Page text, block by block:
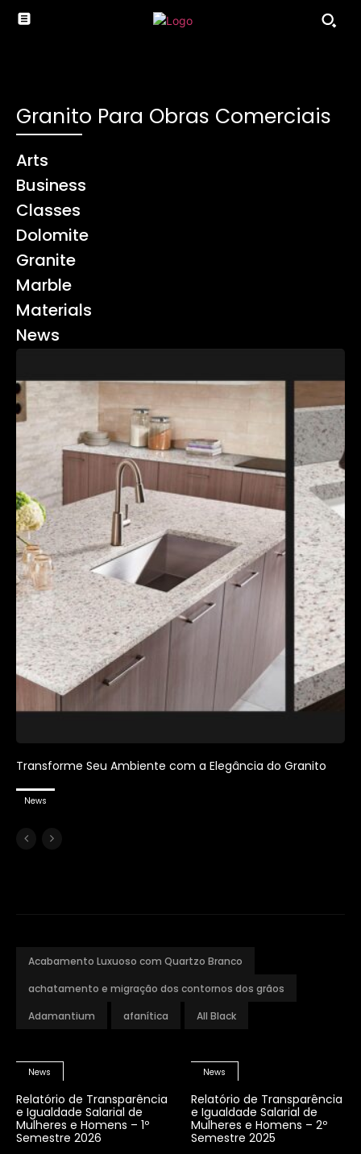
Granito Para Obras Comerciais
Arts
Business
Classes
Dolomite
Granite
Marble
Materials
News
Transforme Seu Ambiente com a Elegância do Granito
News
Acabamento Luxuoso com Quartzo Branco
achatamento e migração dos contornos dos grãos
Adamantium
afanítica All Black
News
Relatório de Transparência
e Igualdade Salarial de
Mulheres e Homens – 1º
Semestre 2026
News
Relatório de Transparência
e Igualdade Salarial de
Mulheres e Homens – 2º
Semestre 2025